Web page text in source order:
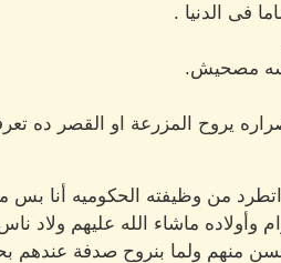
فى الدنيا .
لسه مصحيش.
يروح المزرعة او القصر ده
من وظيفته الحكوميه أنا
وأولاده ماشاء الله عليهم ولاد
منهم ولما بنروح صدفة عندهم